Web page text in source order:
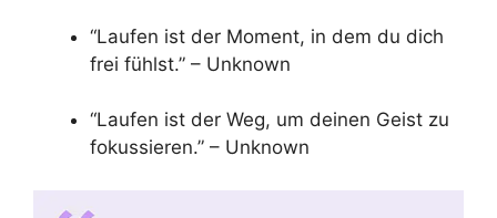
“Laufen ist der Moment, in dem du dich
frei fühlst.” – Unknown
“Laufen ist der Weg, um deinen Geist zu
fokussieren.” – Unknown